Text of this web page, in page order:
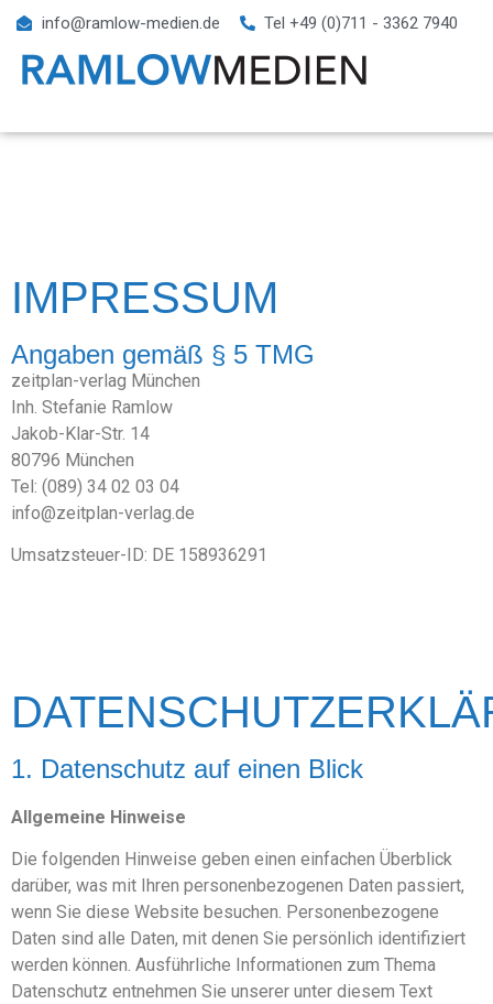
info@ramlow-medien.de Tel +49 (0)711 - 3362 7940
IMPRESSUM
Angaben gemäß § 5 TMG
zeitplan-verlag München
Inh. Stefanie Ramlow
Jakob-Klar-Str. 14
80796 München
Tel: (089) 34 02 03 04
info@zeitplan-verlag.de
Umsatzsteuer-ID: DE 158936291
1. Datenschutz auf einen Blick
Allgemeine Hinweise
Die folgenden Hinweise geben einen einfachen Überblick
darüber, was mit Ihren personenbezogenen Daten passiert,
wenn Sie diese Website besuchen. Personenbezogene
Daten sind alle Daten, mit denen Sie persönlich identifiziert
werden können. Ausführliche Informationen zum Thema
Datenschutz entnehmen Sie unserer unter diesem Text